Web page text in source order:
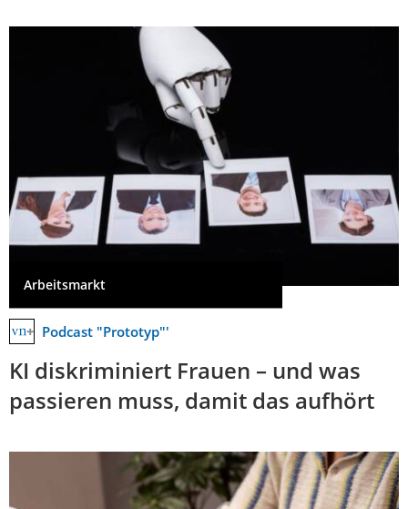
Arbeitsmarkt
Podcast "Prototyp"'
KI diskriminiert Frauen – und was
passieren muss, damit das aufhört